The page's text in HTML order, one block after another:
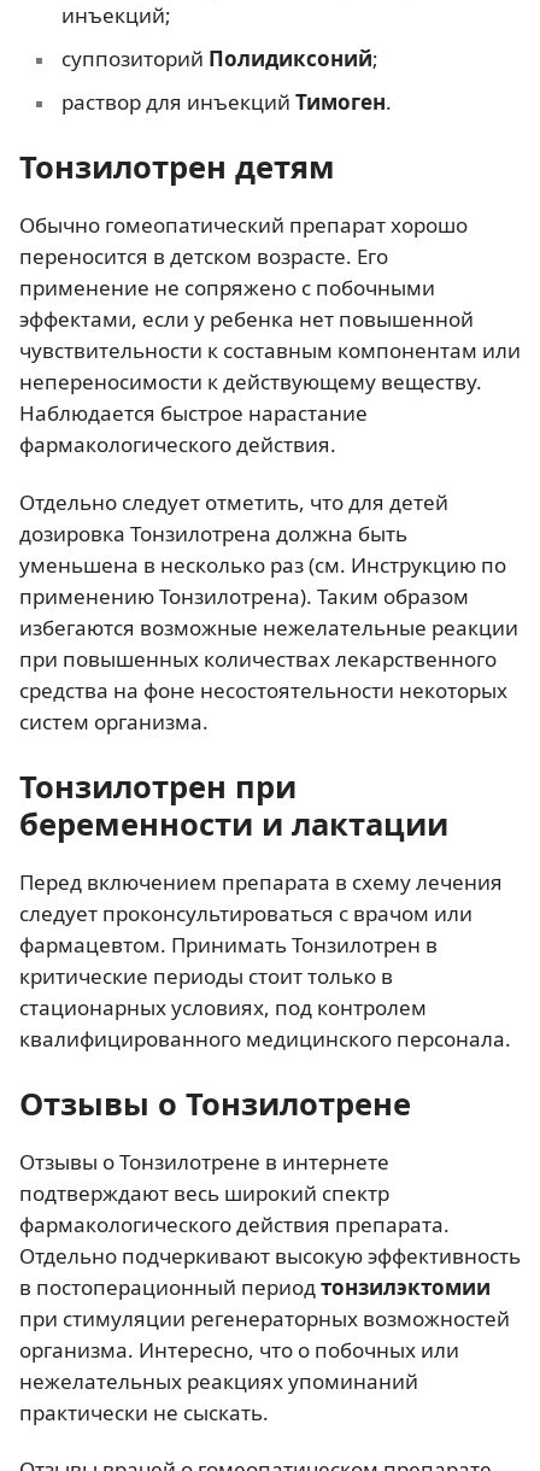
инъекций;
суппозиторий Полидиксоний;
раствор для инъекций Тимоген.
Тонзилотрен детям
Обычно гомеопатический препарат хорошо
переносится в детском возрасте. Его
применение не сопряжено с побочными
эффектами, если у ребенка нет повышенной
чувствительности к составным компонентам или
непереносимости к действующему веществу.
Наблюдается быстрое нарастание
фармакологического действия.
Отдельно следует отметить, что для детей
дозировка Тонзилотрена должна быть
уменьшена в несколько раз (см. Инструкцию по
применению Тонзилотрена). Таким образом
избегаются возможные нежелательные реакции
при повышенных количествах лекарственного
средства на фоне несостоятельности некоторых
систем организма.
Тонзилотрен при
беременности и лактации
Перед включением препарата в схему лечения
следует проконсультироваться с врачом или
фармацевтом. Принимать Тонзилотрен в
критические периоды стоит только в
стационарных условиях, под контролем
квалифицированного медицинского персонала.
Отзывы о Тонзилотрене
Отзывы о Тонзилотрене в интернете
подтверждают весь широкий спектр
фармакологического действия препарата.
Отдельно подчеркивают высокую эффективность
в постоперационный периодтонзилэктомии
при стимуляции регенераторных возможностей
организма. Интересно, что о побочных или
нежелательных реакциях упоминаний
практически не сыскать.